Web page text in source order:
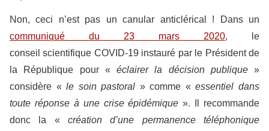
Non, ceci n’est pas un canular anticlérical ! Dans un
communiqué du 23 mars 2020, le
conseil scientifique COVID-19 instauré par le Président de
la République pour « éclairer la décision publique»
considère «le soin pastoral » comme «essentiel dans
toute réponse à une crise épidémique». Il recommande
donc la « création d’une permanence téléphonique